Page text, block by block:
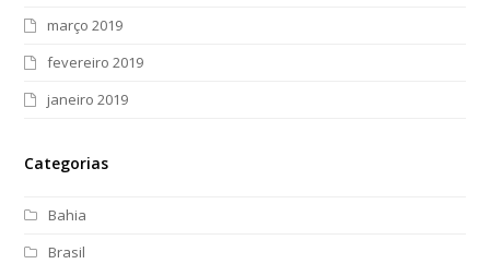
março 2019
fevereiro 2019
janeiro 2019
Categorias
Bahia
Brasil